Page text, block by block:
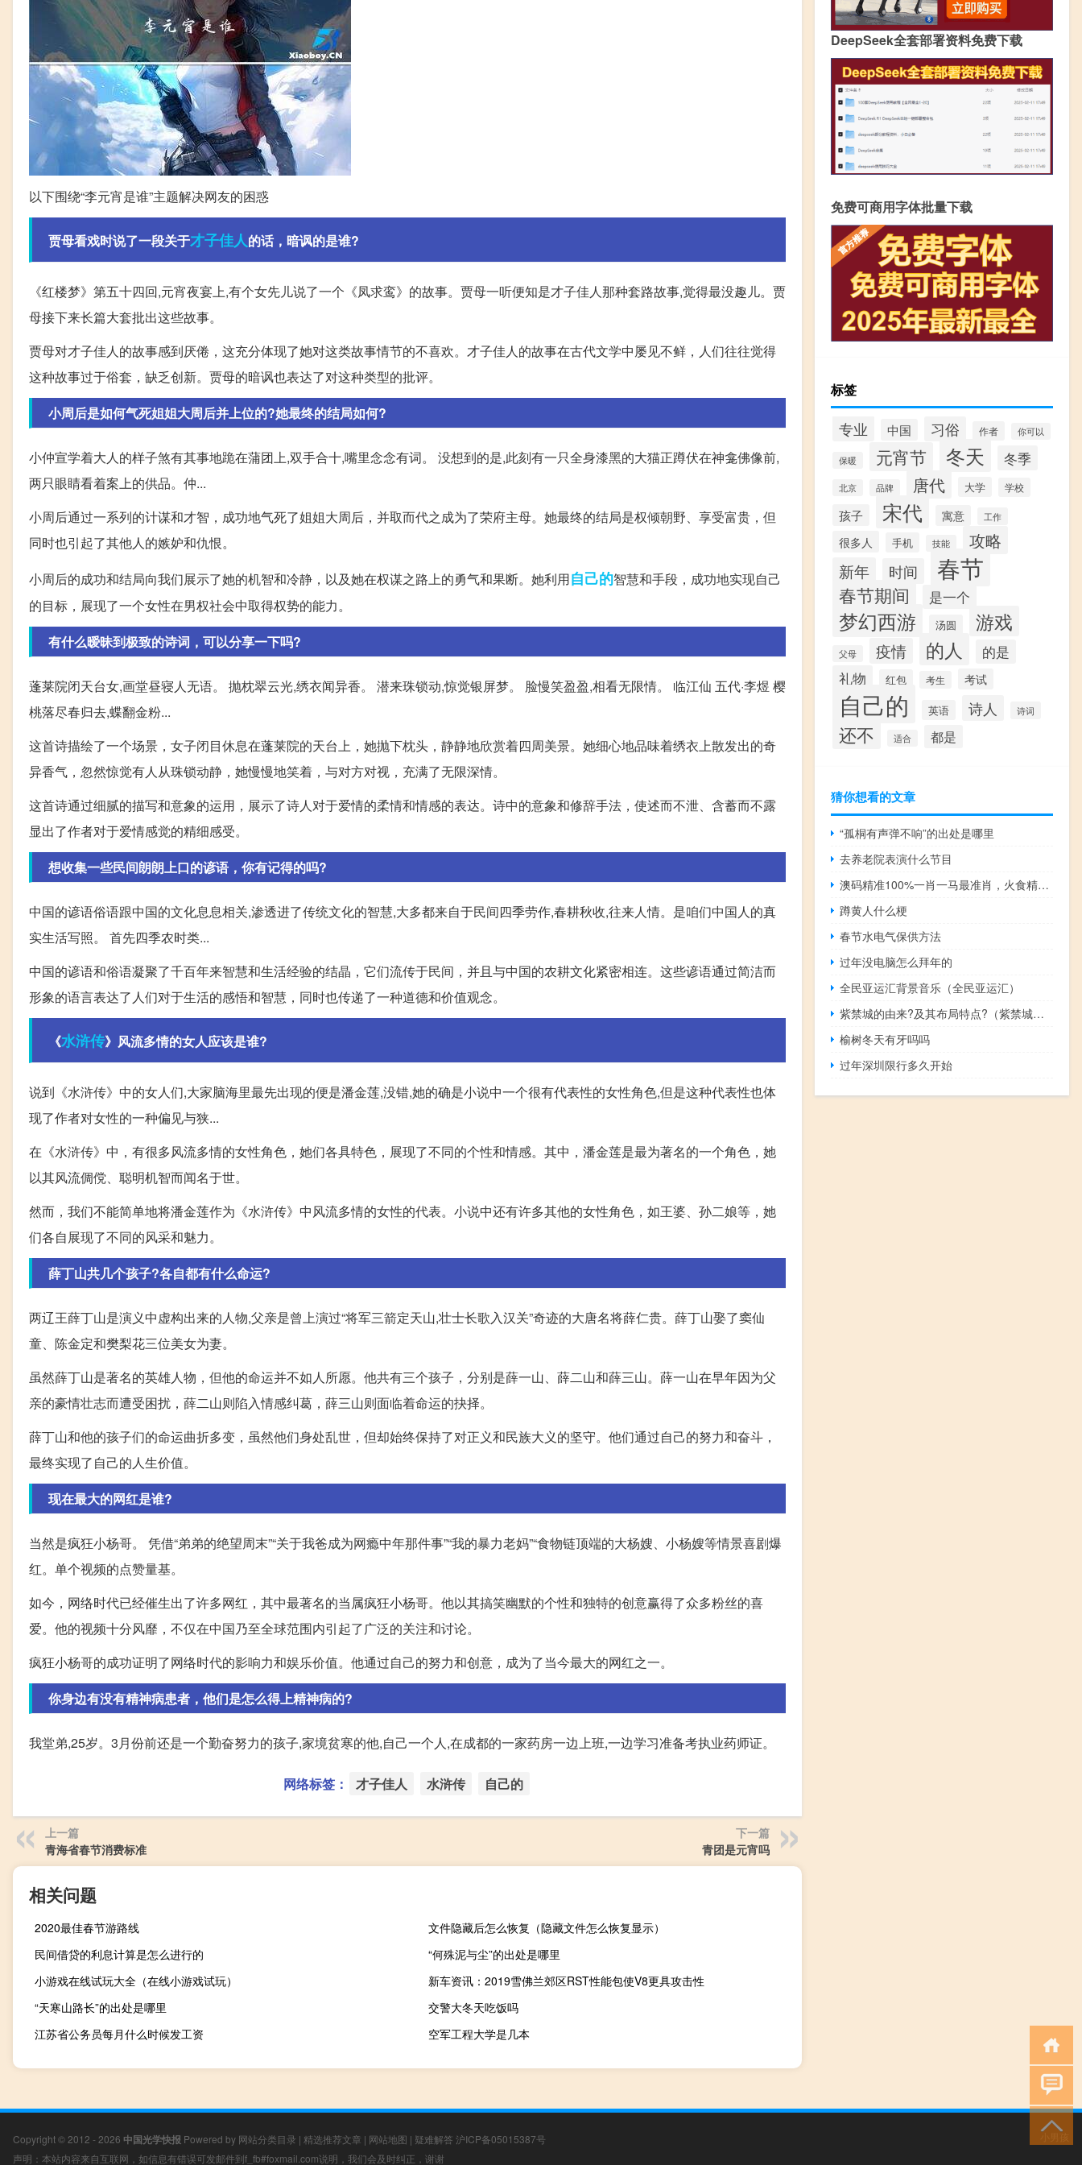
以下围绕“李元宵是谁”主题解决网友的困惑
贾母看戏时说了一段关于才子佳人的话，暗讽的是谁?
《红楼梦》第五十四回,元宵夜宴上,有个女先儿说了一个《凤求鸾》的故事。贾母一听便知是才子佳人那种套路故事,觉得最没趣儿。贾
母接下来长篇大套批出这些故事。
贾母对才子佳人的故事感到厌倦，这充分体现了她对这类故事情节的不喜欢。才子佳人的故事在古代文学中屡见不鲜，人们往往觉得
这种故事过于俗套，缺乏创新。贾母的暗讽也表达了对这种类型的批评。
小周后是如何气死姐姐大周后并上位的?她最终的结局如何?
小仲宣学着大人的样子煞有其事地跪在蒲团上,双手合十,嘴里念念有词。 没想到的是,此刻有一只全身漆黑的大猫正蹲伏在神龛佛像前,
两只眼睛看着案上的供品。仲...
小周后通过一系列的计谋和才智，成功地气死了姐姐大周后，并取而代之成为了荣府主母。她最终的结局是权倾朝野、享受富贵，但
同时也引起了其他人的嫉妒和仇恨。
小周后的成功和结局向我们展示了她的机智和冷静，以及她在权谋之路上的勇气和果断。她利用自己的智慧和手段，成功地实现自己
的目标，展现了一个女性在男权社会中取得权势的能力。
有什么暧昧到极致的诗词，可以分享一下吗?
蓬莱院闭天台女,画堂昼寝人无语。 抛枕翠云光,绣衣闻异香。 潜来珠锁动,惊觉银屏梦。 脸慢笑盈盈,相看无限情。 临江仙 五代·李煜 樱
桃落尽春归去,蝶翻金粉...
这首诗描绘了一个场景，女子闭目休息在蓬莱院的天台上，她抛下枕头，静静地欣赏着四周美景。她细心地品味着绣衣上散发出的奇
异香气，忽然惊觉有人从珠锁动静，她慢慢地笑着，与对方对视，充满了无限深情。
这首诗通过细腻的描写和意象的运用，展示了诗人对于爱情的柔情和情感的表达。诗中的意象和修辞手法，使述而不泄、含蓄而不露
显出了作者对于爱情感觉的精细感受。
想收集一些民间朗朗上口的谚语，你有记得的吗?
中国的谚语俗语跟中国的文化息息相关,渗透进了传统文化的智慧,大多都来自于民间四季劳作,春耕秋收,往来人情。是咱们中国人的真
实生活写照。 首先四季农时类...
中国的谚语和俗语凝聚了千百年来智慧和生活经验的结晶，它们流传于民间，并且与中国的农耕文化紧密相连。这些谚语通过简洁而
形象的语言表达了人们对于生活的感悟和智慧，同时也传递了一种道德和价值观念。
《水浒传》风流多情的女人应该是谁?
说到《水浒传》中的女人们,大家脑海里最先出现的便是潘金莲,没错,她的确是小说中一个很有代表性的女性角色,但是这种代表性也体
现了作者对女性的一种偏见与狭...
在《水浒传》中，有很多风流多情的女性角色，她们各具特色，展现了不同的个性和情感。其中，潘金莲是最为著名的一个角色，她
以其风流倜傥、聪明机智而闻名于世。
然而，我们不能简单地将潘金莲作为《水浒传》中风流多情的女性的代表。小说中还有许多其他的女性角色，如王婆、孙二娘等，她
们各自展现了不同的风采和魅力。
薛丁山共几个孩子?各自都有什么命运?
两辽王薛丁山是演义中虚构出来的人物,父亲是曾上演过“将军三箭定天山,壮士长歌入汉关”奇迹的大唐名将薛仁贵。薛丁山娶了窦仙
童、陈金定和樊梨花三位美女为妻。
虽然薛丁山是著名的英雄人物，但他的命运并不如人所愿。他共有三个孩子，分别是薛一山、薛二山和薛三山。薛一山在早年因为父
亲的豪情壮志而遭受困扰，薛二山则陷入情感纠葛，薛三山则面临着命运的抉择。
薛丁山和他的孩子们的命运曲折多变，虽然他们身处乱世，但却始终保持了对正义和民族大义的坚守。他们通过自己的努力和奋斗，
最终实现了自己的人生价值。
现在最大的网红是谁?
当然是疯狂小杨哥。 凭借“弟弟的绝望周末”“关于我爸成为网瘾中年那件事”“我的暴力老妈”“食物链顶端的大杨嫂、小杨嫂等情景喜剧爆
红。单个视频的点赞量基。
如今，网络时代已经催生出了许多网红，其中最著名的当属疯狂小杨哥。他以其搞笑幽默的个性和独特的创意赢得了众多粉丝的喜
爱。他的视频十分风靡，不仅在中国乃至全球范围内引起了广泛的关注和讨论。
疯狂小杨哥的成功证明了网络时代的影响力和娱乐价值。他通过自己的努力和创意，成为了当今最大的网红之一。
你身边有没有精神病患者，他们是怎么得上精神病的?
我堂弟,25岁。3月份前还是一个勤奋努力的孩子,家境贫寒的他,自己一个人,在成都的一家药房一边上班,一边学习准备考执业药师证。
网络标签： 才子佳人 水浒传 自己的
上一篇
青海省春节消费标准
下一篇
青团是元宵吗
相关问题
2020最佳春节游路线
文件隐藏后怎么恢复（隐藏文件怎么恢复显示）
民间借贷的利息计算是怎么进行的
“何殊泥与尘”的出处是哪里
小游戏在线试玩大全（在线小游戏试玩）
新车资讯：2019雪佛兰郊区RST性能包使V8更具攻击性
“天寒山路长”的出处是哪里
交警大冬天吃饭吗
江苏省公务员每月什么时候发工资
空军工程大学是几本
DeepSeek全套部署资料免费下载
免费可商用字体批量下载
标签
专业 中国 习俗 作者 你可以
保暖 元宵节 冬天 冬季
北京 品牌 唐代 大学 学校
孩子 宋代 寓意 工作
很多人 手机 技能 攻略
新年 时间 春节
春节期间 是一个
梦幻西游 汤圆 游戏
父母 疫情 的人 的是
礼物 红包 考生 考试
自己的 英语 诗人 诗词
还不 适合 都是
猜你想看的文章
“孤桐有声弹不响”的出处是哪里
去养老院表演什么节目
澳码精准100%一肖一马最准肖，火食精选答案落实_HD381.8
蹲黄人什么梗
春节水电气保供方法
过年没电脑怎么拜年的
全民亚运汇背景音乐（全民亚运汇）
紫禁城的由来?及其布局特点?（紫禁城的由来）
榆树冬天有牙吗吗
过年深圳限行多久开始
Copyright © 2012 - 2026 中国光学快报 Powered by 网站分类目录 | 精选推荐文章 | 网站地图 | 疑难解答 沪ICP备05015387号
声明：本站内容来自互联网，如信息有错误可发邮件到f_fb#foxmail.com说明，我们会及时纠正，谢谢
小男孩